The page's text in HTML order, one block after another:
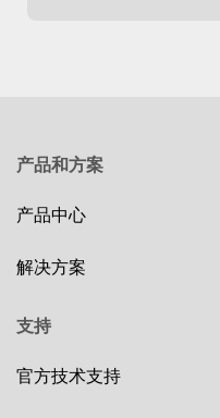
产品和方案
产品中心
解决方案
支持
官方技术支持